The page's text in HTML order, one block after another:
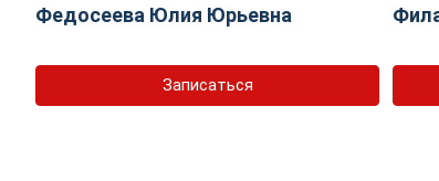
Федосеева Юлия Юрьевна
Записаться